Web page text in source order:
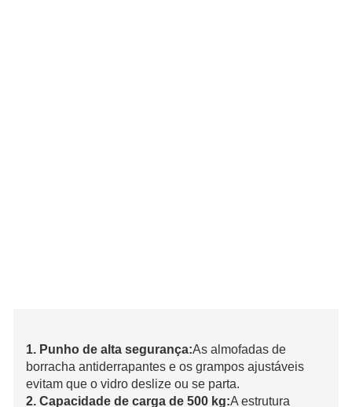
1. Punho de alta segurança:As almofadas de
borracha antiderrapantes e os grampos ajustáveis ​​
evitam que o vidro deslize ou se parta.
2. Capacidade de carga de 500 kg:A estrutura